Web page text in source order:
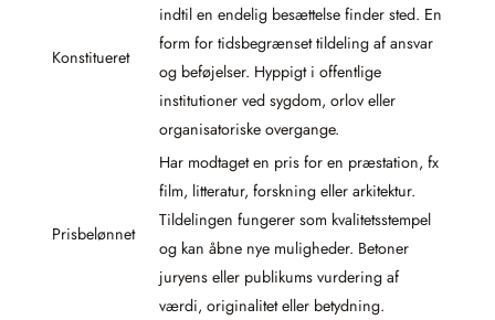
Konstitueret
indtil en endelig besættelse finder sted. En
form for tidsbegrænset tildeling af ansvar
og beføjelser. Hyppigt i offentlige
institutioner ved sygdom, orlov eller
organisatoriske overgange.
Prisbelønnet
Har modtaget en pris for en præstation, fx
film, litteratur, forskning eller arkitektur.
Tildelingen fungerer som kvalitetsstempel
og kan åbne nye muligheder. Betoner
juryens eller publikums vurdering af
værdi, originalitet eller betydning.